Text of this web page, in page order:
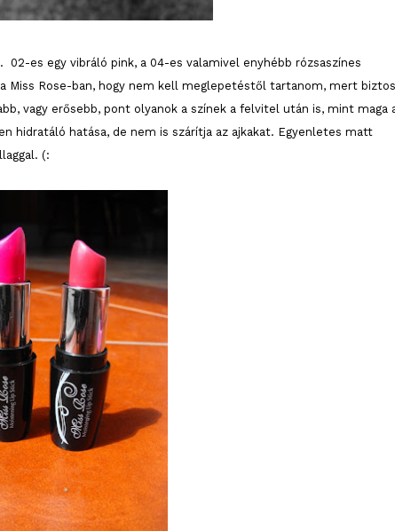
es egy vibráló pink, a 04-es valamivel enyhébb rózsaszínes
Miss Rose-ban, hogy nem kell meglepetéstől tartanom, mert
vagy erősebb, pont olyanok a színek a felvitel után is, mint maga
hidratáló hatása, de nem is szárítja az ajkakat. Egyenletes matt
(: